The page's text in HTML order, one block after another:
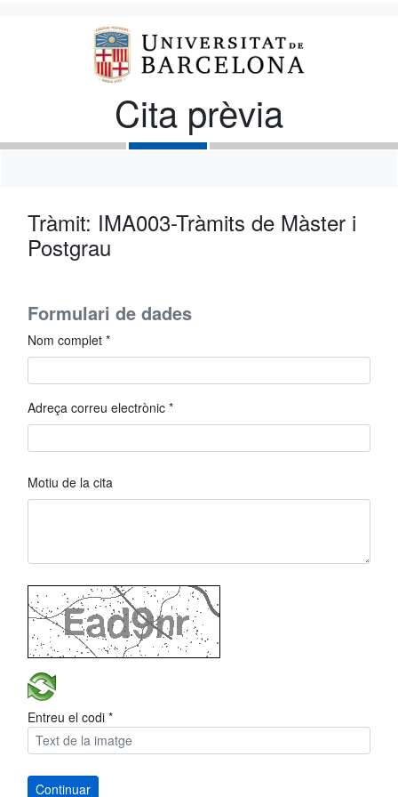
Cita prèvia
Tràmit: IMA003-Tràmits de Màster i
Postgrau
Formulari de dades
Nom complet *
Adreça correu electrònic *
Motiu de la cita
Entreu el codi *
Continuar